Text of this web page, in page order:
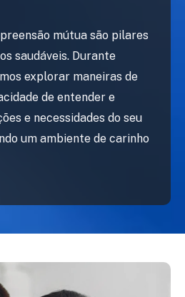
mútua são pilares
saudáveis. Durante
explorar maneiras de
de entender e
e necessidades do seu
um ambiente de carinho